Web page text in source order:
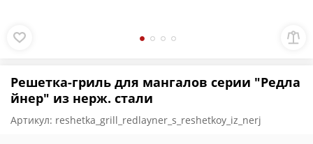
Решетка-гриль для мангалов серии "Редла
йнер" из нерж. стали
Артикул: reshetka_grill_redlayner_s_reshetkoy_iz_nerj